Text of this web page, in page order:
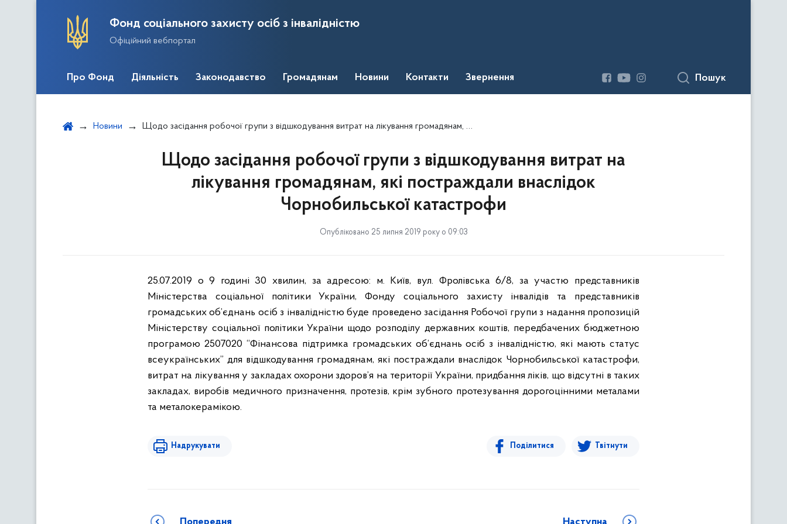
Фонд соціального захисту осіб з інвалідністю
Офіційний вебпортал
Про Фонд Діяльність Законодавство Громадянам Новини Контакти Звернення Пошук
Новини Щодо засідання робочої групи з відшкодування витрат на лікування громадянам, які постраждали внаслідок Чорнобильської катастрофи
Щодо засідання робочої групи з відшкодування витрат на
лікування громадянам, які постраждали внаслідок
Чорнобильської катастрофи
Опубліковано 25 липня 2019 року о 09:03
25.07.2019 о 9 годині 30 хвилин, за адресою: м. Київ, вул. Фролівська 6/8, за участю представників
Міністерства соціальної політики України, Фонду соціального захисту інвалідів та представників
громадських об’єднань осіб з інвалідністю буде проведено засідання Робочої групиз надання пропозицій
Міністерству соціальної політики України щодо розподілу державних коштів, передбачених бюджетною
програмою 2507020 “Фінансова підтримка громадських об’єднань осіб з інвалідністю, які мають статус
всеукраїнських” для відшкодування громадянам, які постраждали внаслідок Чорнобильської катастрофи,
витрат на лікування у закладах охорони здоров’я на території України, придбання ліків, що відсутні в таких
закладах, виробів медичного призначення, протезів, крім зубного протезування дорогоцінними металами
та металокерамікою.
Надрукувати Поділитися Твітнути